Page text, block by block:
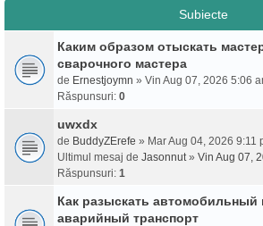
Subiecte
Каким образом отыскать
сварочного мастера
de Ernestjoymn » Vin Aug 07, 2026 5:06
Răspunsuri: 0
uwxdx
de BuddyZErefe » Mar Aug 04, 2026 9:11
Ultimul mesaj de Jasonnut» Vin Aug 07,
Răspunsuri: 1
Как разыскать автомобильный
аварийный транспорт